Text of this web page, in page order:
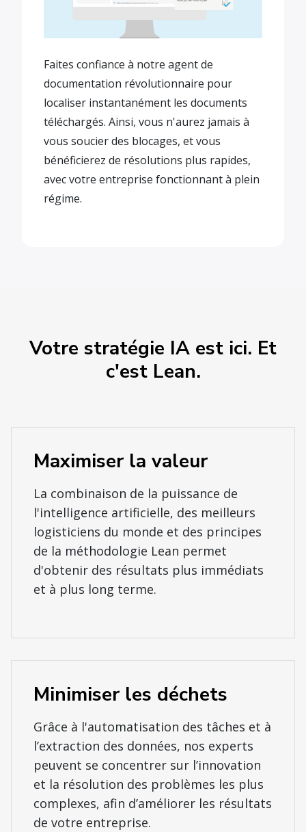
Faites confiance à notre agent de
documentation révolutionnaire pour
localiser instantanément les documents
téléchargés. Ainsi, vous n'aurez jamais à
vous soucier des blocages, et vous
bénéficierez de résolutions plus rapides,
avec votre entreprise fonctionnant à plein
régime.
Votre stratégie IA est ici. Et
c'est Lean.
Maximiser la valeur
La combinaison de la puissance de
l'intelligence artificielle, des meilleurs
logisticiens du monde et des principes
de la méthodologie Lean permet
d'obtenir des résultats plus immédiats
et à plus long terme.
Minimiser les déchets
Grâce à l'automatisation des tâches et à
l’extraction des données, nos experts
peuvent se concentrer sur l’innovation
et la résolution des problèmes les plus
complexes, afin d’améliorer les résultats
de votre entreprise.